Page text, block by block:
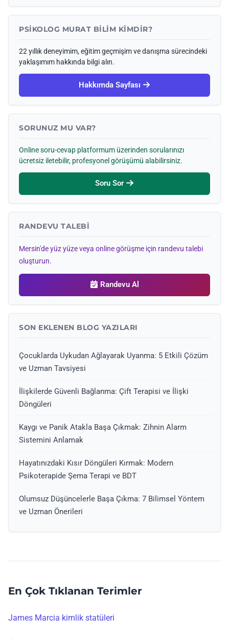
PSIKOLOG MURAT BILIM KIMDIR?
22 yıllık deneyimim, eğitim geçmişim ve danışma sürecindeki
yaklaşımım hakkında bilgi alın.
Hakkımda Sayfası
SORUNUZ MU VAR?
Online soru-cevap platformum üzerinden sorularınızı
ücretsiz iletebilir, profesyonel görüşümü alabilirsiniz.
Soru Sor
RANDEVU TALEBI
Mersin'de yüz yüze veya online görüşme için randevu talebi
oluşturun.
Randevu Al
SON EKLENEN BLOG YAZILARI
Çocuklarda Uykudan Ağlayarak Uyanma: 5 Etkili Çözüm
ve Uzman Tavsiyesi
İlişkilerde Güvenli Bağlanma: Çift Terapisi ve İlişki
Döngüleri
Kaygı ve Panik Atakla Başa Çıkmak: Zihnin Alarm
Sistemini Anlamak
Hayatınızdaki Kısır Döngüleri Kırmak: Modern
Psikoterapide Şema Terapi ve BDT
Olumsuz Düşüncelerle Başa Çıkma: 7 Bilimsel Yöntem
ve Uzman Önerileri
En Çok Tıklanan Terimler
James Marcia kimlik statüleri